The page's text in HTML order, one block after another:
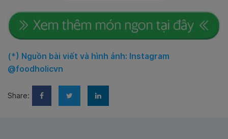
(*) Nguồn bài viết và hình ảnh: Instagram
@foodholicvn
Share: